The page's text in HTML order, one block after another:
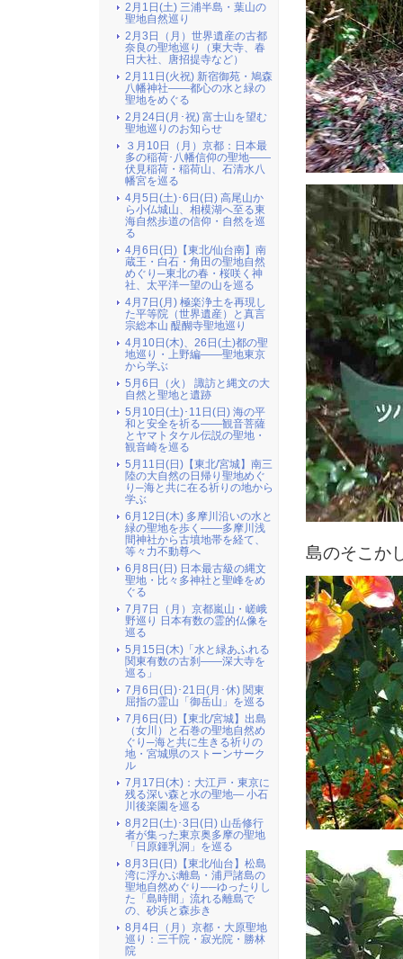
島のそこか
2月1日(土) 三浦半島・葉山の
聖地自然巡り
2月3日（月）世界遺産の古都
奈良の聖地巡り（東大寺、春
日大社、唐招提寺など）
2月11日(火祝) 新宿御苑・鳩森
八幡神社――都心の水と緑の
聖地をめぐる
2月24日(月･祝) 富士山を望む
聖地巡りのお知らせ
３月10日（月）京都：日本最
多の稲荷･八幡信仰の聖地――
伏見稲荷・稲荷山、石清水八
幡宮を巡る
4月5日(土)･6日(日) 高尾山か
ら小仏城山、相模湖へ至る東
海自然歩道の信仰・自然を巡
る
4月6日(日)【東北/仙台南】南
蔵王・白石・角田の聖地自然
めぐり─東北の春・桜咲く神
社、太平洋一望の山を巡る
4月7日(月) 極楽浄土を再現し
た平等院（世界遺産）と真言
宗総本山 醍醐寺聖地巡り
4月10日(木)、26日(土)都の聖
地巡り・上野編――聖地東京
から学ぶ
5月6日（火） 諏訪と縄文の大
自然と聖地と遺跡
5月10日(土)･11日(日) 海の平
和と安全を祈る――観音菩薩
とヤマトタケル伝説の聖地・
観音崎を巡る
5月11日(日)【東北/宮城】南三
陸の大自然の日帰り聖地めぐ
り─海と共に在る祈りの地から
学ぶ
6月12日(木) 多摩川沿いの水と
緑の聖地を歩く――多摩川浅
間神社から古墳地帯を経て、
等々力不動尊へ
6月8日(日) 日本最古級の縄文
聖地・比々多神社と聖峰をめ
ぐる
7月7日（月）京都嵐山・嵯峨
野巡り 日本有数の霊的仏像を
巡る
5月15日(木)「水と緑あふれる
関東有数の古刹――深大寺を
巡る」
7月6日(日)･21日(月･休) 関東
屈指の霊山「御岳山」を巡る
7月6日(日)【東北/宮城】出島
（女川）と石巻の聖地自然め
ぐり─海と共に生きる祈りの
地・宮城県のストーンサーク
ル
7月17日(木)：大江戸・東京に
残る深い森と水の聖地― 小石
川後楽園を巡る
8月2日(土)･3日(日) 山岳修行
者が集った東京奥多摩の聖地
「日原鍾乳洞」を巡る
8月3日(日)【東北/仙台】松島
湾に浮かぶ離島・浦戸諸島の
聖地自然めぐり──ゆったりし
た「島時間」流れる離島で
の、砂浜と森歩き
8月4日（月）京都・大原聖地
巡り：三千院・寂光院・勝林
院